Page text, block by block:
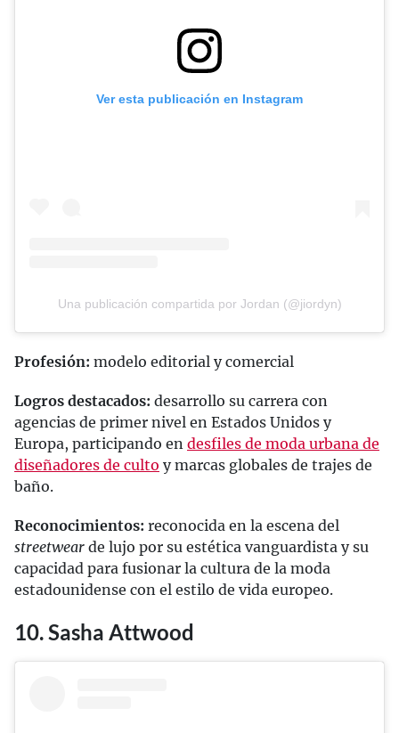
Ver esta publicación en Instagram
Una publicación compartida por Jordan (@jiordyn)
Profesión: modelo editorial y comercial
Logros destacados: desarrollo su carrera con
agencias de primer nivel en Estados Unidos y
Europa, participando en desfiles de moda urbana de
diseñadores de culto y marcas globales de trajes de
baño.
Reconocimientos: reconocida en la escena del
streetwear de lujo por su estética vanguardista y su
capacidad para fusionar la cultura de la moda
estadounidense con el estilo de vida europeo.
10. Sasha Attwood